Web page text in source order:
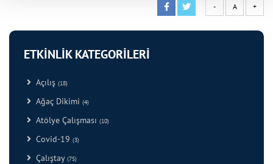
- A +
ETKİNLİK KATEGORİLERİ
Açılış (18)
Ağaç Dikimi (4)
Atölye Çalışması (10)
Covid-19 (3)
Çalıştay (75)